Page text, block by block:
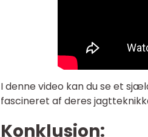
I denne video kan du se et
fascineret af deres
Konklusion: